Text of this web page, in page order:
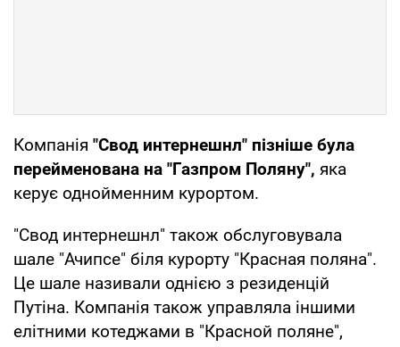
Компанія "Свод интернешнл" пізніше була
перейменована на "Газпром Поляну", яка
керує однойменним курортом.
"Свод интернешнл" також обслуговувала
шале "Ачипсе" біля курорту "Красная поляна".
Це шале називали однією з резиденцій
Путіна. Компанія також управляла іншими
елітними котеджами в "Красной поляне",